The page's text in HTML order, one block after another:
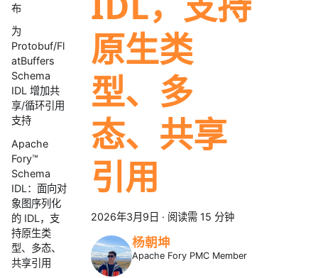
布
为
Protobuf/Fl
atBuffers
Schema
IDL 增加共
享/循环引用
支持
Apache
Fory™
Schema
IDL：面向对
象图序列化
的 IDL，支
持原生类
型、多态、
共享引用
原生类
型、多
态、共享
引用
2026年3月9日 · 阅读需 15 分钟
杨朝坤
Apache Fory PMC Member